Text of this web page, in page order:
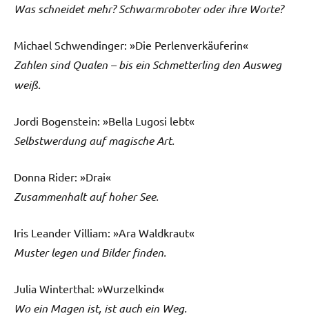
Was schneidet mehr? Schwarmroboter oder ihre Worte?
Michael Schwendinger: »Die Perlenverkäuferin«
Zahlen sind Qualen – bis ein Schmetterling den Ausweg
weiß.
Jordi Bogenstein: »Bella Lugosi lebt«
Selbstwerdung auf magische Art.
Donna Rider: »Drai«
Zusammenhalt auf hoher See.
Iris Leander Villiam: »Ara Waldkraut«
Muster legen und Bilder finden.
Julia Winterthal: »Wurzelkind«
Wo ein Magen ist, ist auch ein Weg.